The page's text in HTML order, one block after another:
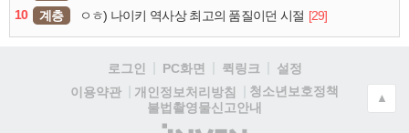
10
계층 ㅇㅎ) 나이키 역사상 최고의 품질이던 시절 [29]
로그인 PC화면 퀵링크
설정
이용약관
개인정보처리방침
청소년보호정책
불법촬영물신고안내
▲